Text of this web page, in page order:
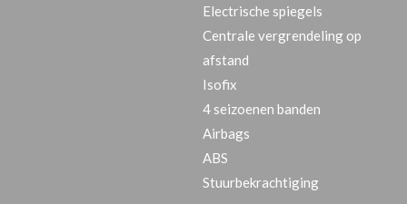
Electrische spiegels
Centrale vergrendeling op
afstand
Isofix
4 seizoenen banden
Airbags
ABS
Stuurbekrachtiging